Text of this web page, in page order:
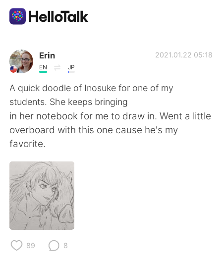
언어 교환 앱
AI Grammar Checker
한국어
English
繁體中文
العربية
Deutsch
Русский
Erin
EN JP
2021.01.22 05:18
A quick doodle of Inosuke for one of my
students. She keeps bringing
in her notebook for me to draw in. Went a little
overboard with this one cause he's my
favorite.
89 8